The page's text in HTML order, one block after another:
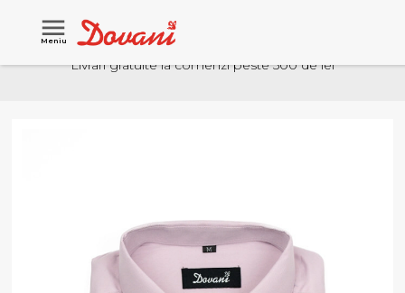
Meniu
Livrari gratuite la comenzi peste 500 de lei